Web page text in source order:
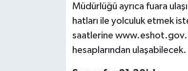
Müdürlüğü ayrıca fuara
hatları ile yolculuk etmek
saatlerine
hesaplarından ulaşabilecek.